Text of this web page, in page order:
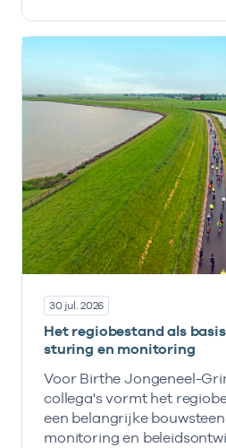
30 jul. 2026
Het regiobestand als
sturing en monitoring
Voor Birthe Jongeneel-
collega's vormt het
een belangrijke
monitoring en